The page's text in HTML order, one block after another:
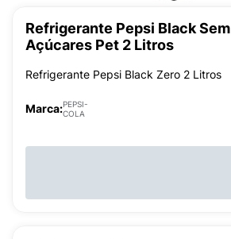
Refrigerante Pepsi Black Sem
Açúcares Pet 2 Litros
Refrigerante Pepsi Black Zero 2 Litros
Marca:PEPSI-
COLA